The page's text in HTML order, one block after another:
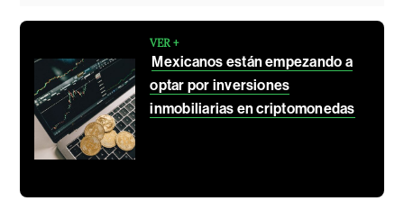
VER +
Mexicanos están empezando a
optar por inversiones
inmobiliarias en criptomonedas